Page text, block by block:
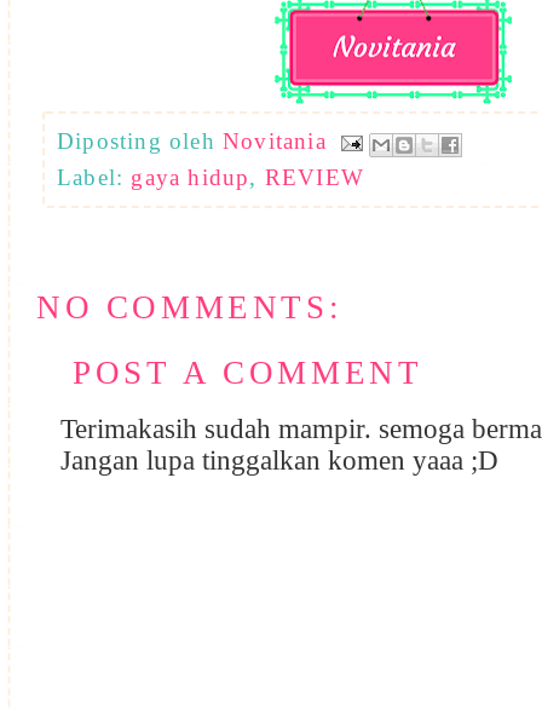
Diposting oleh Novitania
Label: gaya hidup, REVIEW
NO COMMENTS:
POST A COMMENT
Terimakasih sudah mampir. semoga
Jangan lupa tinggalkan komen yaaa ;D